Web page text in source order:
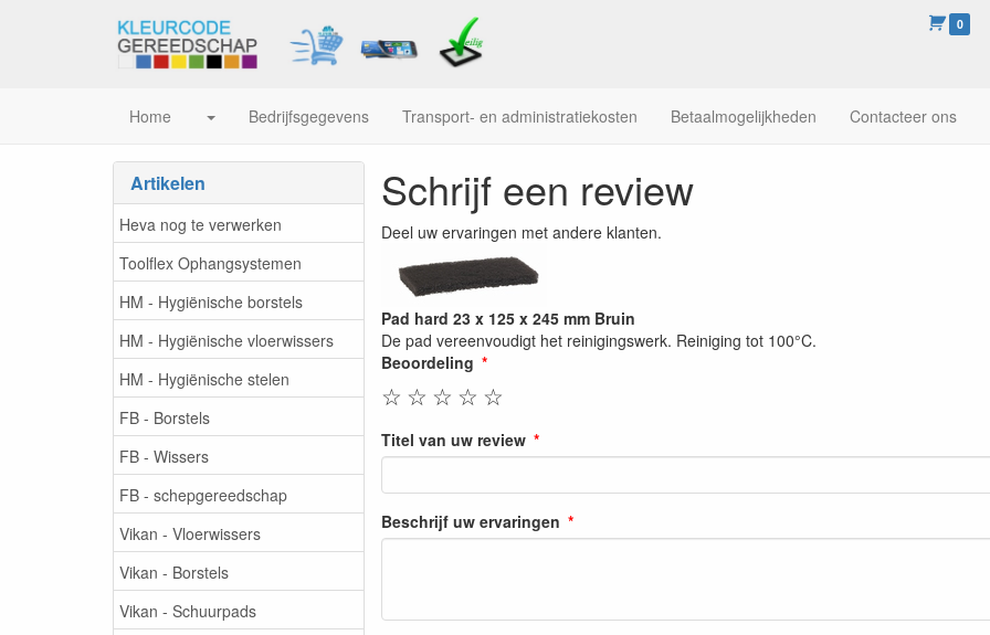
0
Home Bedrijfsgegevens Transport- en administratiekosten Betaalmogelijkheden Contacteer ons
Artikelen
Heva nog te verwerken
Toolflex Ophangsystemen
HM - Hygiënische borstels
HM - Hygiënische vloerwissers
HM - Hygiënische stelen
FB - Borstels
FB - Wissers
FB - schepgereedschap
Vikan - Vloerwissers
Vikan - Borstels
Vikan - Schuurpads
Schrijf een review
Deel uw ervaringen met andere klanten.
Pad hard 23 x 125 x 245 mm Bruin
De pad vereenvoudigt het reinigingswerk. Reiniging tot 100°C.
Beoordeling
☆
☆
☆
☆
☆
Titel van uw review
Beschrijf uw ervaringen